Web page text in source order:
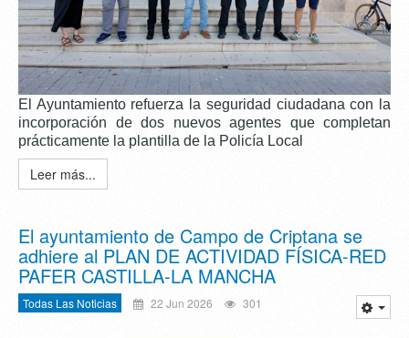
El Ayuntamiento refuerza la seguridad ciudadana con la
incorporación de dos nuevos agentes que completan
prácticamente la plantilla de la Policía Local
Leer más...
El ayuntamiento de Campo de Criptana se
adhiere al PLAN DE ACTIVIDAD FÍSICA-RED
PAFER CASTILLA-LA MANCHA
Todas Las Noticias 22 Jun 2026 301